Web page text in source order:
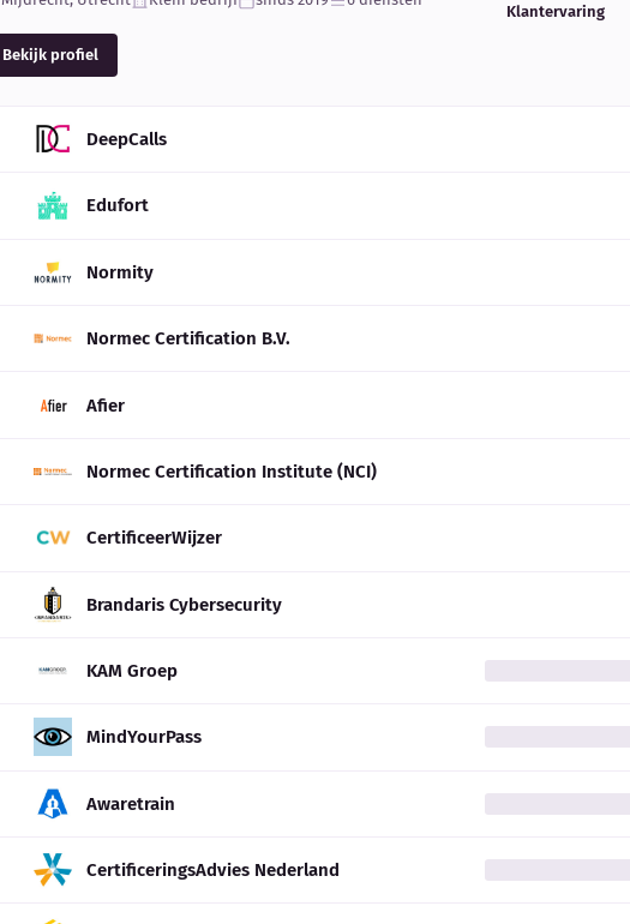
Bekijk profiel
Klantervaring
DeepCalls
Edufort
Normity
Normec Certification B.V.
Afier
Normec Certification Institute (NCI)
CertificeerWijzer
Brandaris Cybersecurity
KAM Groep
MindYourPass
Awaretrain
CertificeringsAdvies Nederland